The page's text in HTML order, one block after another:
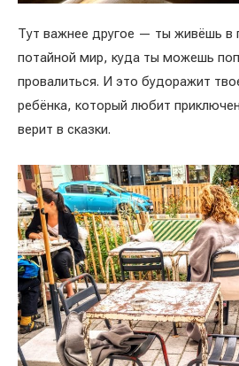
Тут важнее другое — ты живёшь в
потайной мир, куда ты можешь
провалиться. И это будоражит
ребёнка, который любит
верит в сказки.